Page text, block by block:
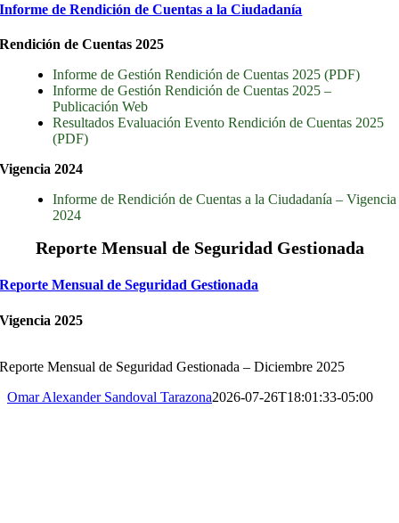
Informe de Rendición de Cuentas a la Ciudadanía
Rendición de Cuentas 2025
Informe de Gestión Rendición de Cuentas 2025 (PDF)
Informe de Gestión Rendición de Cuentas 2025 –
Publicación Web
Resultados Evaluación Evento Rendición de Cuentas 2025
(PDF)
Vigencia 2024
Informe de Rendición de Cuentas a la Ciudadanía – Vigencia
2024
Reporte Mensual de Seguridad Gestionada
Reporte Mensual de Seguridad Gestionada
Vigencia 2025
Reporte Mensual de Seguridad Gestionada – Diciembre 2025
Omar Alexander Sandoval Tarazona2026-07-26T18:01:33-05:00